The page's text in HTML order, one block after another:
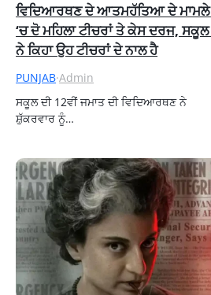
ਵਿਦਿਆਰਥਣ ਦੇ ਆਤਮਹੱਤਿਆ ਦੇ ਮਾਮਲੇ
‘ਚ ਦੋ ਮਹਿਲਾ ਟੀਚਰਾਂ ਤੇ ਕੇਸ ਦਰਜ, ਸਕੂਲ
ਨੇ ਕਿਹਾ ਉਹ ਟੀਚਰਾਂ ਦੇ ਨਾਲ ਹੈ
PUNJAB·Admin
ਸਕੂਲ ਦੀ 12ਵੀਂ ਜਮਾਤ ਦੀ ਵਿਦਿਆਰਥਣ ਨੇ
ਸ਼ੁੱਕਰਵਾਰ ਨੂੰ…